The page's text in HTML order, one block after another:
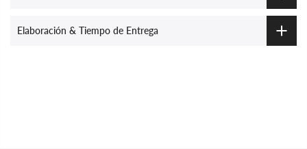
Elaboración & Tiempo de Entrega